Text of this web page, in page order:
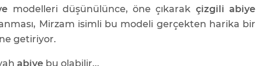
modelleri düşünülünce, öne çıkarak çizgili abiye
Mirzam isimli bu modeli gerçekten harika bir
getiriyor.
abiye bu olabilir...